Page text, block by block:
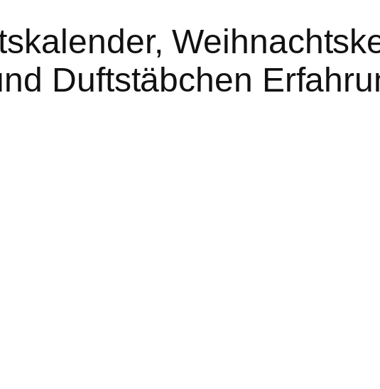
Duftstäbchen